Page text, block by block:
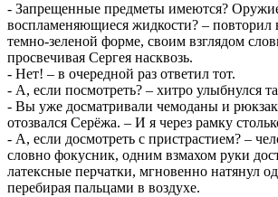
- Запрещенные предметы имеются?
воспламеняющиеся жидкости? – повторил
темно-зеленой форме, своим взглядом
просвечивая Сергея насквозь.
- Нет! – в очередной раз ответил тот.
- А, если посмотреть? – хитро улыбнулся
- Вы уже досматривали чемоданы и рюкзак
отозвался Серёжа. – И я через рамку
- А, если досмотреть с пристрастием? –
словно фокусник, одним взмахом руки
латексные перчатки, мгновенно натянул
перебирая пальцами в воздухе.